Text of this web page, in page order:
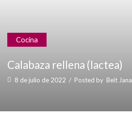
Cocina
Calabaza rellena (lactea)
8 de julio de 2022 / Posted by Beit Jana